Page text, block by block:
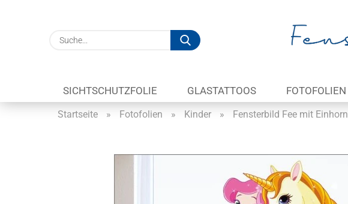
Suche...
SICHTSCHUTZFOLIE GLASTATTOOS FOTOFOLIEN
Startseite » Fotofolien » Kinder »
Fensterbild Fee mit Einhorn